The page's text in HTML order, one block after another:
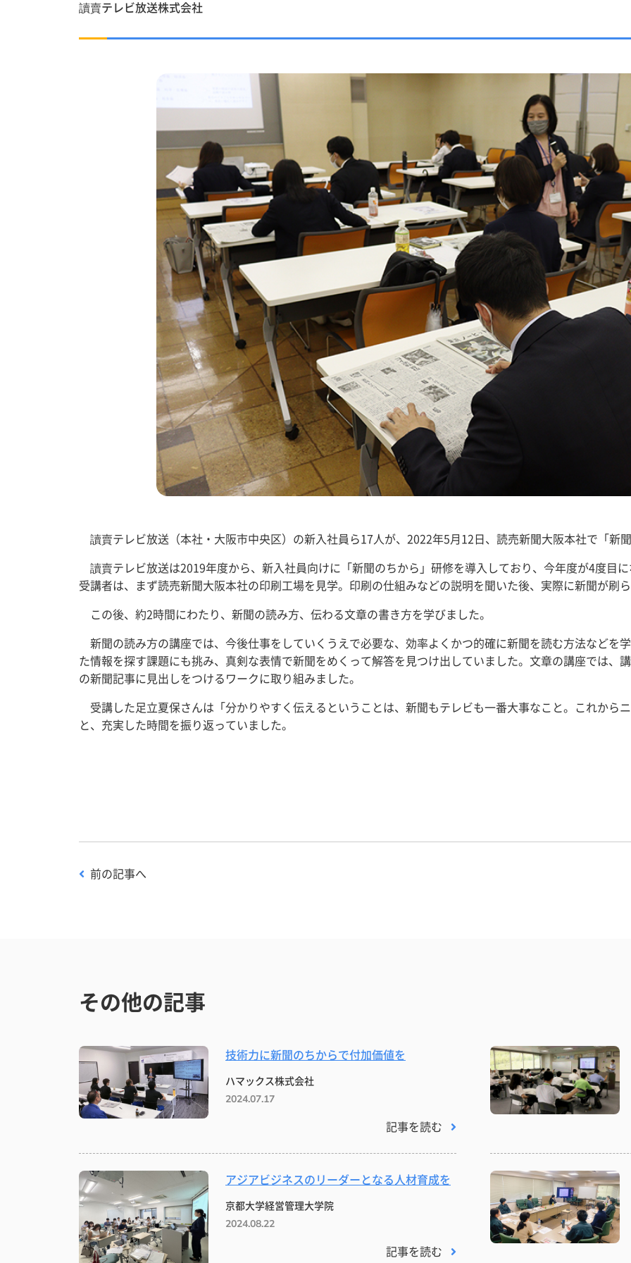
讀賣テレビ放送株式会社
讀賣テレビ放送（本社・大阪市中央区）の新入社員ら17人が、2022年5月12日、読売新聞大阪本社で「新
讀賣テレビ放送は2019年度から、新入社員向けに「新聞のちから」研修を導入しており、今年度が4度目
受講者は、まず読売新聞大阪本社の印刷工場を見学。印刷の仕組みなどの説明を聞いた後、実際に新聞が刷
この後、約2時間にわたり、新聞の読み方、伝わる文章の書き方を学びました。
新聞の読み方の講座では、今後仕事をしていくうえで必要な、効率よくかつ的確に新聞を読む方法などを
た情報を探す課題にも挑み、真剣な表情で新聞をめくって解答を見つけ出していました。文章の講座では、
の新聞記事に見出しをつけるワークに取り組みました。
受講した足立夏保さんは「分かりやすく伝えるということは、新聞もテレビも一番大事なこと。これから
と、充実した時間を振り返っていました。
前の記事へ
その他の記事
技術力に新聞のちからで付加価値を
ハマックス株式会社
2024.07.17
記事を読む
アジアビジネスのリーダーとなる人材育成を
京都大学経営管理大学院
2024.08.22
記事を読む